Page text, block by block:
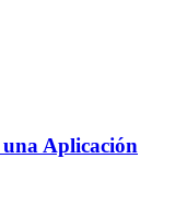
Aplicación